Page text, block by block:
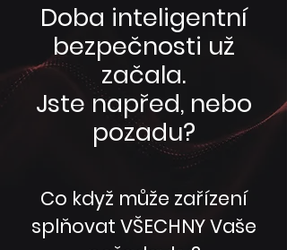
Doba inteligentní
bezpečnosti už
začala.
Jste napřed, nebo
pozadu?
Co když může zařízení
splňovat VŠECHNY Vaše